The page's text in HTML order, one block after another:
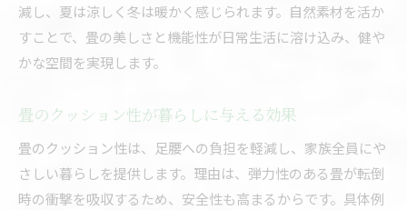
畳の美しさを保つ正しいお手入れ方法
長持ちする畳選びとメンテナンスの極意
畳の種類ごとに異なる掃除のポイント
ダニやカビを防ぐ畳のお手入れ実践術
和室・洋室別の畳の手入れアドバイス
快適な住まいを叶える畳のメリットと注意点
減し、夏は涼しく冬は暖かく感じられます。自然素材を活か
すことで、畳の美しさと機能性が日常生活に溶け込み、健や
かな空間を実現します。
畳のクッション性が暮らしに与える効果
畳のクッション性は、足腰への負担を軽減し、家族全員にや
さしい暮らしを提供します。理由は、弾力性のある畳が転倒
時の衝撃を吸収するため、安全性も高まるからです。具体例